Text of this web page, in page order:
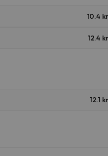
10.4
12.4
12.1